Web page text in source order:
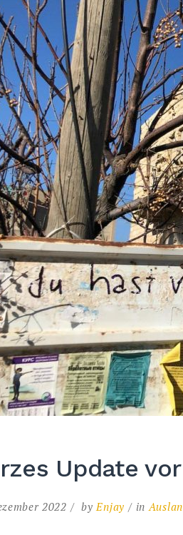
Update
2022 byEnjay in